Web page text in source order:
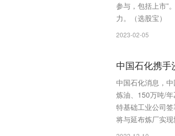
参与，包括上市”
力。（选股宝）
2023-02-05
中国石化携手
中国石化消息，
炼油、150万吨/
特基础工业公司
将与延布炼厂实现